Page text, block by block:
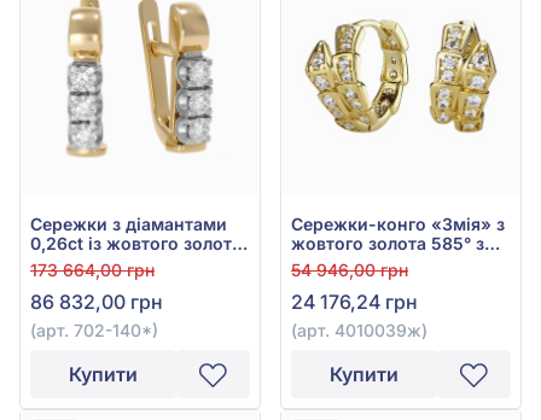
Сережки з діамантами
0,26ct із жовтого золота
585°, арт. 702-140*
173 664,00 грн
86 832,00 грн
(арт. 702-140*)
Купити
Сережки-конго «Змія» з
жовтого золота 585° з
фіанітом, арт. 4010039ж
54 946,00 грн
24 176,24 грн
(арт. 4010039ж)
Купити